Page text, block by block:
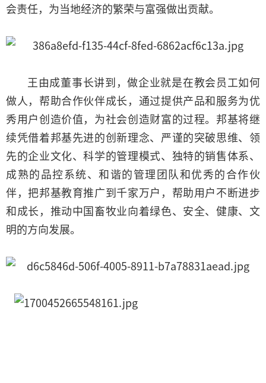
会责任，为当地经济的繁荣与富强做出贡献。
王由成董事长讲到，做企业就是在教会员工如何
做人，帮助合作伙伴成长，通过提供产品和服务为优
秀用户创造价值，为社会创造财富的过程。邦基将继
续凭借着邦基先进的创新理念、严谨的突破思维、领
先的企业文化、科学的管理模式、独特的销售体系、
成熟的品控系统、和谐的管理团队和优秀的合作伙
伴，把邦基教育推广到千家万户，帮助用户不断进步
和成长，推动中国畜牧业向着绿色、安全、健康、文
明的方向发展。